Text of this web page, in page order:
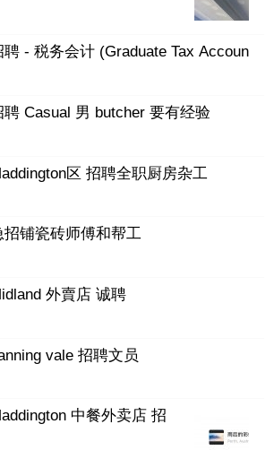
聘 - 税务会计 (Graduate Tax Accoun
聘 Casual 男 butcher 要有经验
区 招聘全职厨房杂工
招铺瓷砖师傅和帮工
外賣店 诚聘
vale 招聘文员
中餐外卖店 招